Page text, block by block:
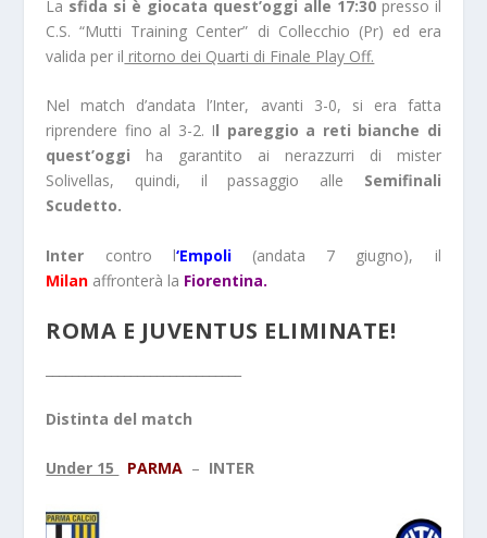
La sfida si è giocata quest’oggi alle 17:30presso il
C.S. “Mutti Training Center” di Collecchio (Pr) ed era
valida per il ritorno dei Quarti di Finale Play Off.
Nel match d’andata l’Inter, avanti 3-0, si era fatta
riprendere fino al 3-2. Il pareggio a reti bianche di
quest’oggi ha garantito ai nerazzurri di mister
Solivellas, quindi, il passaggio alle Semifinali
Scudetto.
Inter contro l‘Empoli(andata 7 giugno), il
Milan affronterà la Fiorentina.
ROMA E JUVENTUS ELIMINATE!
Distinta del match
Under 15 PARMA – INTER